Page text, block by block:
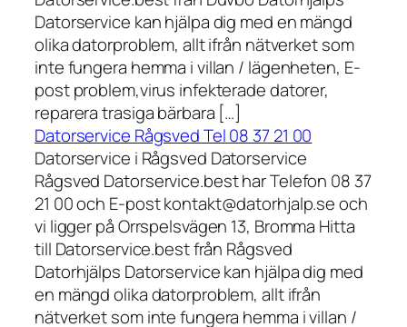
Datorservice kan hjälpa dig med en mängd
olika datorproblem, allt ifrån nätverket som
inte fungera hemma i villan / lägenheten, E-
post problem,virus infekterade datorer,
reparera trasiga bärbara […]
Datorservice Rågsved Tel 08 37 21 00
Datorservice i Rågsved Datorservice
Rågsved Datorservice.best har Telefon 08 37
21 00 och E-post kontakt@datorhjalp.se och
vi ligger på Orrspelsvägen 13, Bromma Hitta
till Datorservice.best från Rågsved
Datorhjälps Datorservice kan hjälpa dig med
en mängd olika datorproblem, allt ifrån
nätverket som inte fungera hemma i villan /